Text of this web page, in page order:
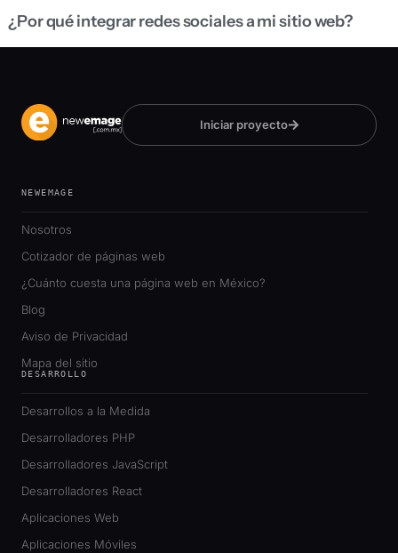
¿Por qué integrar redes sociales a mi sitio web?
Iniciar proyecto
NEWEMAGE
Nosotros
Cotizador de páginas web
¿Cuánto cuesta una página web en México?
Blog
Aviso de Privacidad
Mapa del sitio
DESARROLLO
Desarrollos a la Medida
Desarrolladores PHP
Desarrolladores JavaScript
Desarrolladores React
Aplicaciones Web
Aplicaciones Móviles